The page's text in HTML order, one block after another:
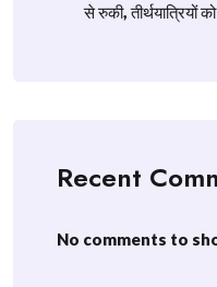
से रुकी, तीर्थयात्रियों
Recent
No comments to